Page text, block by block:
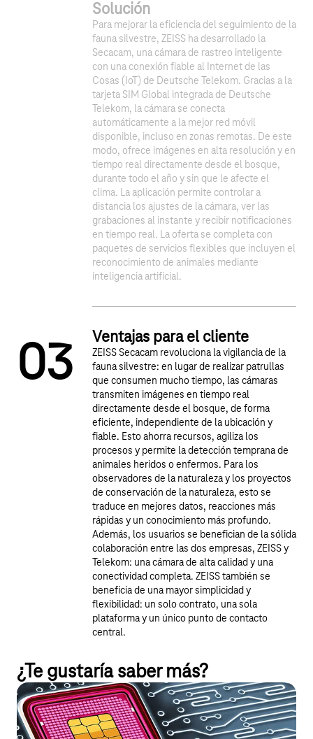
03
Solución
Para mejorar la eficiencia del seguimiento de la
fauna silvestre, ZEISS ha desarrollado la
Secacam, una cámara de rastreo inteligente
con una conexión fiable al Internet de las
Cosas (IoT) de Deutsche Telekom. Gracias a la
tarjeta SIM Global integrada de Deutsche
Telekom, la cámara se conecta
automáticamente a la mejor red móvil
disponible, incluso en zonas remotas. De este
modo, ofrece imágenes en alta resolución y en
tiempo real directamente desde el bosque,
durante todo el año y sin que le afecte el
clima. La aplicación permite controlar a
distancia los ajustes de la cámara, ver las
grabaciones al instante y recibir notificaciones
en tiempo real. La oferta se completa con
paquetes de servicios flexibles que incluyen el
reconocimiento de animales mediante
inteligencia artificial.
Ventajas para el cliente
ZEISS Secacam revoluciona la vigilancia de la
fauna silvestre: en lugar de realizar patrullas
que consumen mucho tiempo, las cámaras
transmiten imágenes en tiempo real
directamente desde el bosque, de forma
eficiente, independiente de la ubicación y
fiable. Esto ahorra recursos, agiliza los
procesos y permite la detección temprana de
animales heridos o enfermos. Para los
observadores de la naturaleza y los proyectos
de conservación de la naturaleza, esto se
traduce en mejores datos, reacciones más
rápidas y un conocimiento más profundo.
Además, los usuarios se benefician de la sólida
colaboración entre las dos empresas, ZEISS y
Telekom: una cámara de alta calidad y una
conectividad completa. ZEISS también se
beneficia de una mayor simplicidad y
flexibilidad: un solo contrato, una sola
plataforma y un único punto de contacto
central.
¿Te gustaría saber más?
Más pequeño, más eficiente, más
integrado: con iSIM